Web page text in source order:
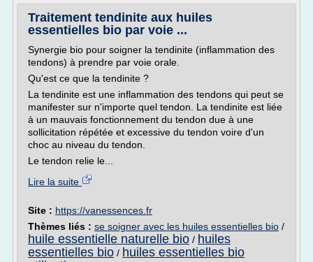
Traitement tendinite aux huiles
essentielles bio par voie ...
Synergie bio pour soigner la tendinite (inflammation des
tendons) à prendre par voie orale.
Qu'est ce que la tendinite ?
La tendinite est une inflammation des tendons qui peut se
manifester sur n'importe quel tendon. La tendinite est liée
à un mauvais fonctionnement du tendon due à une
sollicitation répétée et excessive du tendon voire d'un
choc au niveau du tendon.
Le tendon relie le...
Lire la suite
Site : https://vanessences.fr
Thèmes liés : se soigner avec les huiles essentielles bio /
huile essentielle naturelle bio / huiles
essentielles bio / huiles essentielles bio